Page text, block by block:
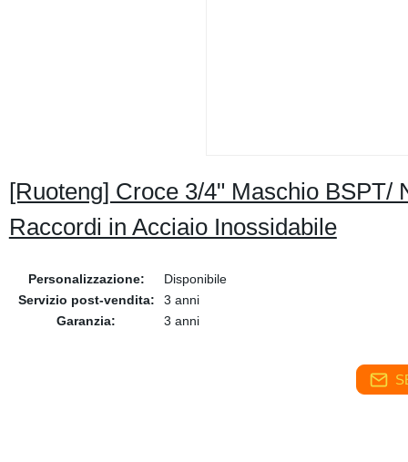
[Ruoteng] Croce 3/4" Maschio BSPT/
Raccordi in Acciaio Inossidabile
Personalizzazione:
Disponibile
Servizio post-vendita:
3 anni
Garanzia:
3 anni